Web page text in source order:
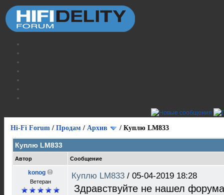
Hi-Fi Forum / Продам / Архив / Куплю LM833
Куплю LM833
Автор Сообщение
konog
Ветеран
Куплю LM833 / 05-04-2019 18:28
Здравствуйте не нашел